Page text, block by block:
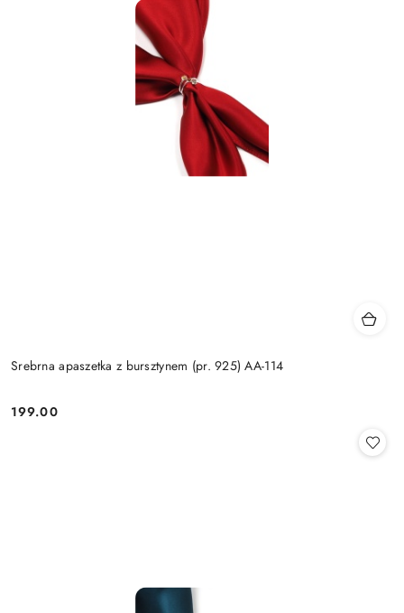
Srebrna apaszetka z bursztynem (pr. 925) AA-114
Cena:
199.00